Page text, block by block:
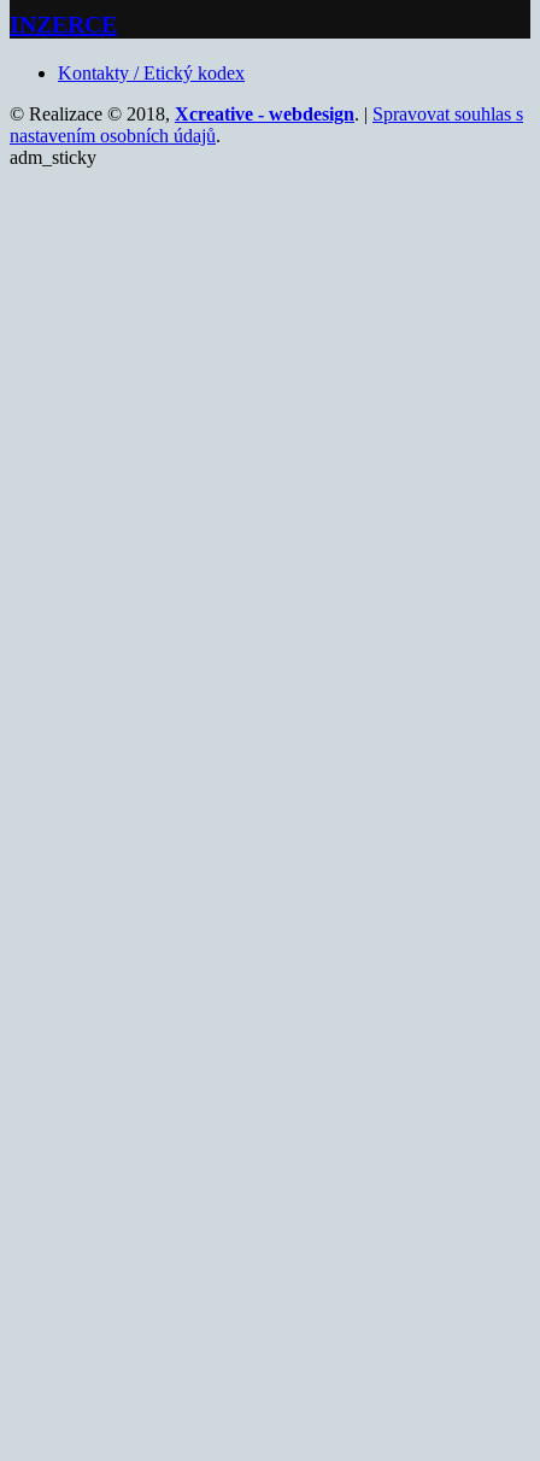
INZERCE
Kontakty / Etický kodex
© Realizace © 2018, Xcreative - webdesign. | Spravovat souhlas s
nastavením osobních údajů.
adm_sticky